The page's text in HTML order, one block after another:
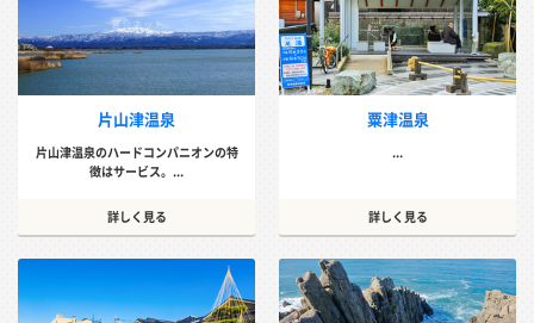
片山津温泉
片山津温泉のハードコンパニオンの特
徴はサービス。...
詳しく見る
粟津温泉
...
詳しく見る